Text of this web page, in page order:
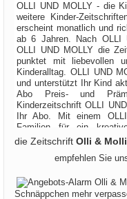
OLLI UND MOLLY - die
weitere Kinder-
erscheint monatlich und
ab 6 Jahren. Nach OLLI
OLLI UND MOLLY die
punktet mit liebevollen
Kinderalltag. OLLI UND
und unterstützt Ihr Kind
Abo Preis- und
Kinderzeitschrift OLLI
Ihr Abo. Mit einem
Familien für ein
Anregungen und
motivieren und zum
MOLLY Abo erhalten
Wissen vermittelt, die
aus ihrem Alltag
UND MOLLY Abo eine
die Zeitschrift Olli &
empfehlen Sie
Schnäppchen mehr